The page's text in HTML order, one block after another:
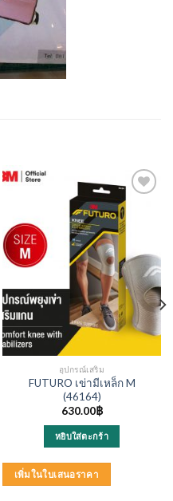
อุปกรณ์เสริม
FUTURO เข่ามีเหล็ก M
(46164)
630.00฿
หยิบใส่ตะกร้า
เพิ่มในใบเสนอราคา